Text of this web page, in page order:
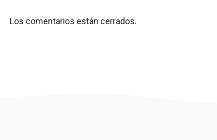
Los comentarios están cerrados.